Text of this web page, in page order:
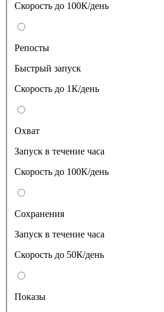
Скорость до 100К/день
Репосты
Быстрый запуск
Скорость до 1К/день
Охват
Запуск в течение часа
Скорость до 100К/день
Сохранения
Запуск в течение часа
Скорость до 50К/день
Показы